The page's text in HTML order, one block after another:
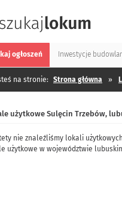
ogłoszeń Inwestycje
na stronie: Strona główna »
użytkowe Sulęcin Trzebów,
nie znaleźliśmy lokali
użytkowe w województwie